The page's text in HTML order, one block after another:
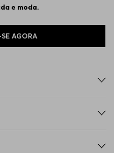
e moda.
AGORA